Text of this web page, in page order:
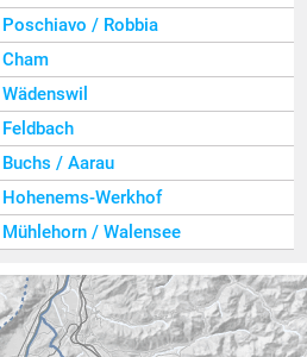
Poschiavo / Robbia
Cham
Wädenswil
Feldbach
Buchs / Aarau
Hohenems-Werkhof
Mühlehorn / Walensee
Klaus
Wolfurt